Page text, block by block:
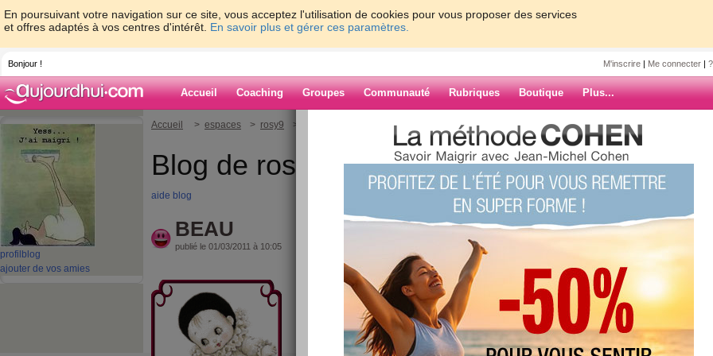
En poursuivant votre navigation sur ce site, vous acceptez l'utilisation de cookies pour vous proposer des services
et offres adaptés à vos centres d'intérêt. En savoir plus et gérer ces paramètres.
Bonjour ! M'inscrire | Me connecter |
Accueil Coaching Groupes Communauté Rubriques Boutique Plus...
profil blog
ajouter de vos amies
Accueil > espaces > rosy9 > BEAU
Blog de rosy9
aide blog
BEAU
publié le 01/03/2011 à 10:05
ARCHIVES